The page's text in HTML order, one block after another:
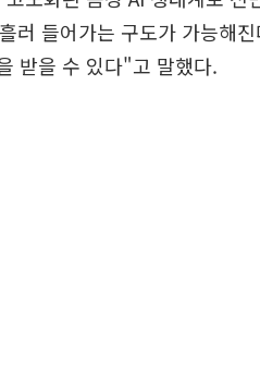
러 들어가는 구도가 가능해
받을 수 있다"고 말했다.